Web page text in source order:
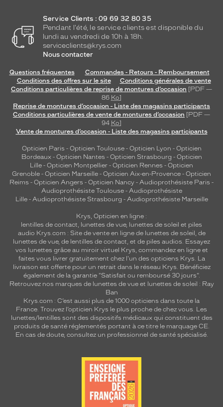
Service Clients : 09 69 32 80 35
Pendant l'été, le service clients est disponible du
lundi au vendredi de 10h à 18h.
serviceclients@krys.com
Nous contacter
Questions fréquentes
Commandes - Retours - Remboursement
Conditions des offres sur le site
Conditions générales de vente
Conditions particulières de reprise de montures d’occasion [PDF —
86 Ko]
Reprise de montures d’occasion - Liste des magasins participants
Conditions particulières de vente de montures d’occasion [PDF —
94 Ko]
Vente de montures d’occasion - Liste des magasins participants
Opticien Paris - Opticien Toulouse- Opticien Lyon - Opticien
Bordeaux- Opticien Nantes - Opticien Strasbourg - Opticien
Lille - Opticien Montpellier - Opticien Rennes - Opticien
Grenoble - Opticien Marseille - Opticien Aix-en-Provence - Opticien
Reims - Opticien Angers - Opticien Nancy - Audioprothésiste Paris -
Audioprothésiste Toulouse- Audioprothésiste
Lille- Audioprothésiste Strasbourg - Audioprothésiste Marseille
Krys, Opticien en ligne :
lentilles de contact, lunettes de vue, lunettes de soleil et piles
audio Krys.com : Site de vente en ligne de lunettes de soleil, de
lunettes de vue, de lentilles de contact, et de piles audios. Essayez
vos lunettes grâce au miroir virtuel Krys, commandez en ligne et
faites vous livrer gratuitement chez l'un des opticiens Krys. La
livraison est offerte pour un retrait dans le réseau Krys. Bénéficiez
également de la garantie "Satisfait ou remboursé 30 jours".
Retrouvez nos marques de lunettes de vue et lunettes de soleil : Ray
Ban
Krys.com : C’est aussi plus de 1000 opticiens dans toute la
France. Trouvez l’opticien Krys le plus proche de chez vous. Les
lunettes/lentilles sont des dispositifs médicaux qui constituent des
produits de santé réglementés portant à ce titre le marquage CE.
En cas de doute, consultez un professionnel de santé spécialisé.